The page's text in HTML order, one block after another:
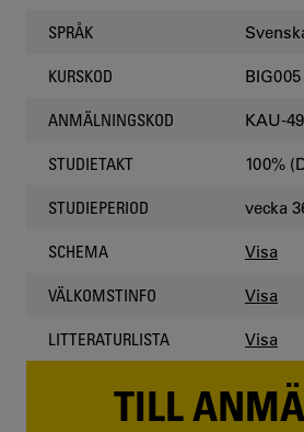
SPRÅK
KURSKOD BIG005
ANMÄLNINGSKOD KAU-
STUDIETAKT 100%
STUDIEPERIOD vecka
SCHEMA Visa
VÄLKOMSTINFO Visa
LITTERATURLISTA Visa
TILL